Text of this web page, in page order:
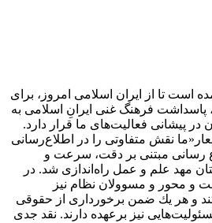
است تا از ایران اسلامی امروز، برای
پاسداشت فرهنگ غنی ایرانِ اسلامی به
در پیشانی فعالیت‌های ما قرار دارد.
شعار«ما نقش متفاوتی را در اطلاع‌رسانی
رسانی مبتنی بر دقت، سرعت و
مهد علم و عمل راه‌اندازی شد. در
و محور و مسوولان نظام نیز
و هر یك ضمن برخورداری از حقوقی
نیز برعهده دارند. نقد جدی